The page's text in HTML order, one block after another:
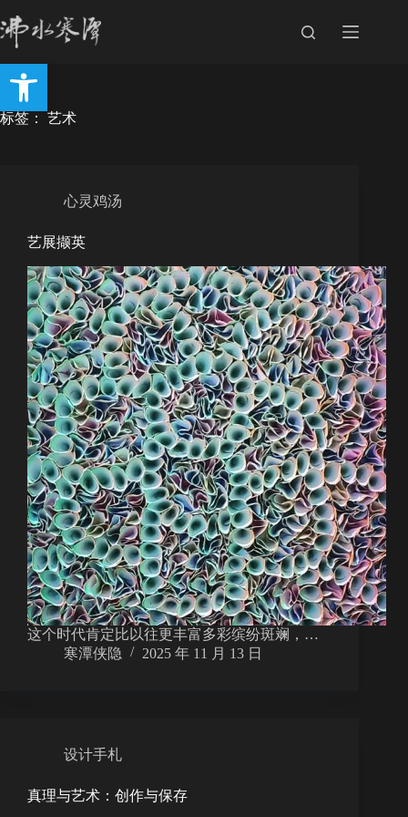
打开工具栏
至
容
标签： 艺术
心灵鸡汤
艺展撷英
这个时代肯定比以往更丰富多彩缤纷斑斓，…
寒潭侠隐
2025 年 11 月 13 日
设计手札
真理与艺术：创作与保存